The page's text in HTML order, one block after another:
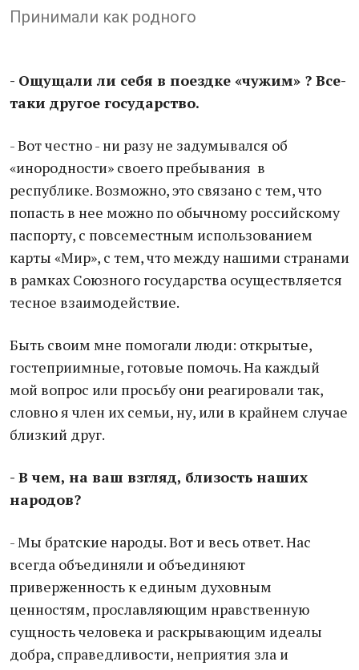
Принимали как родного
- Ощущали ли себя в поездке «чужим» ? Все-
таки другое государство.
- Вот честно - ни разу не задумывался об
«инородности» своего пребывания в
республике. Возможно, это связано с тем, что
попасть в нее можно по обычному российскому
паспорту, с повсеместным использованием
карты «Мир», с тем, что между нашими странами
в рамках Союзного государства осуществляется
тесное взаимодействие.
Быть своим мне помогали люди: открытые,
гостеприимные, готовые помочь. На каждый
мой вопрос или просьбу они реагировали так,
словно я член их семьи, ну, или в крайнем случае
близкий друг.
- В чем, на ваш взгляд, близость наших
народов?
- Мы братские народы. Вот и весь ответ. Нас
всегда объединяли и объединяют
приверженность к единым духовным
ценностям, прославляющим нравственную
сущность человека и раскрывающим идеалы
добра, справедливости, неприятия зла и